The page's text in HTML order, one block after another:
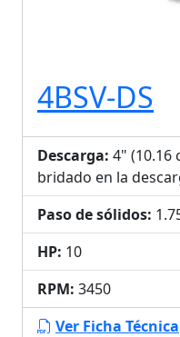
4BSV-DS
Descarga: 4" (10.16
bridado en la
Paso de sólidos:
HP: 10
RPM: 3450
Ver Ficha Técnica